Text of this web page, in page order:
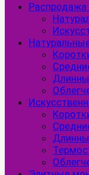
Распродажа